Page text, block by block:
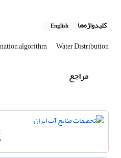
کلیدواژه‌ها English
algorithm Water Distribution
مراجع